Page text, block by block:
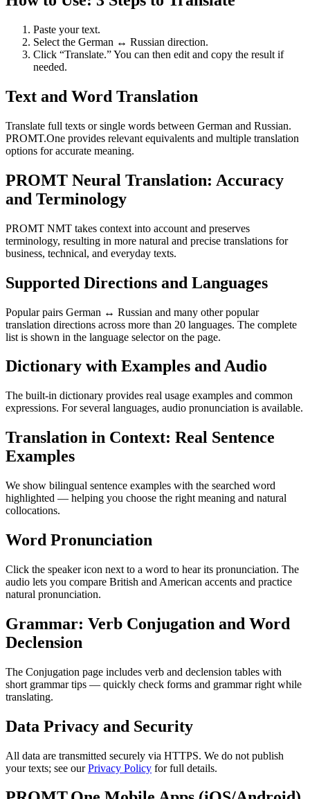
Paste your text.
Select the German ↔ Russian direction.
Click “Translate.” You can then edit and copy the result if
needed.
Text and Word Translation
Translate full texts or single words between German and Russian.
PROMT.One provides relevant equivalents and multiple translation
options for accurate meaning.
PROMT Neural Translation: Accuracy
and Terminology
PROMT NMT takes context into account and preserves
terminology, resulting in more natural and precise translations for
business, technical, and everyday texts.
Supported Directions and Languages
Popular pairs German ↔ Russian and many other popular
translation directions across more than 20 languages. The complete
list is shown in the language selector on the page.
Dictionary with Examples and Audio
The built-in dictionary provides real usage examples and common
expressions. For several languages, audio pronunciation is available.
Translation in Context: Real Sentence
Examples
We show bilingual sentence examples with the searched word
highlighted — helping you choose the right meaning and natural
collocations.
Word Pronunciation
Click the speaker icon next to a word to hear its pronunciation. The
audio lets you compare British and American accents and practice
natural pronunciation.
Grammar: Verb Conjugation and Word
Declension
The Conjugation page includes verb and declension tables with
short grammar tips — quickly check forms and grammar right while
translating.
Data Privacy and Security
All data are transmitted securely via HTTPS. We do not publish
your texts; see ourPrivacy Policy for full details.